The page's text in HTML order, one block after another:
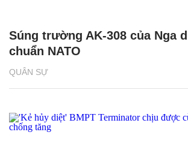
QUÂN SỰ
Súng trường AK-308 của Nga
chuẩn NATO